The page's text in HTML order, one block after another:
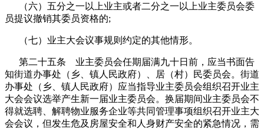
（六）五分之一以上业主或者二分之一以上业主委员会委
员提议撤销其委员资格的;
（七）业主大会议事规则约定的其他情形。
第二十五条 业主委员会任期届满九十日前，应当书面告
知街道办事处（乡、镇人民政府）、居（村）民委员会。街道
办事处（乡、镇人民政府）应当指导业主委员会组织召开业主
大会会议选举产生新一届业主委员会。换届期间业主委员会不
得就选聘、解聘物业服务企业等共同管理事项组织召开业主大
会会议，但发生危及房屋安全和人身财产安全的紧急情况，需